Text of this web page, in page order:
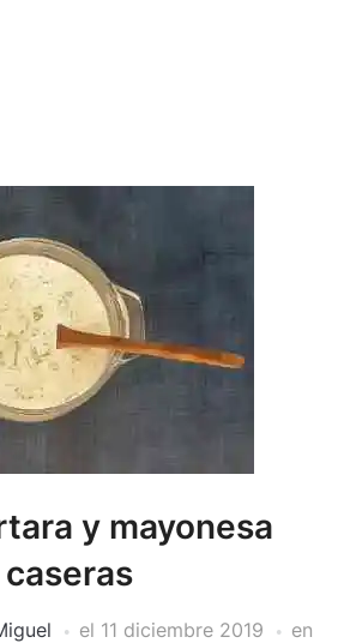
y mayonesa
caseras
el 11 diciembre 2019
en